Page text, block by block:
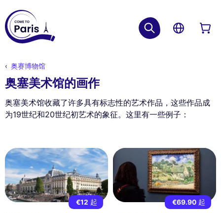
奥赛博物馆
奥塞美术馆的画作
奥塞美术馆收藏了许多具有标志性的艺术作品，这些作品成
为19世纪和20世纪初艺术的象征。这里有一些例子：
€12 起 €69.90 起